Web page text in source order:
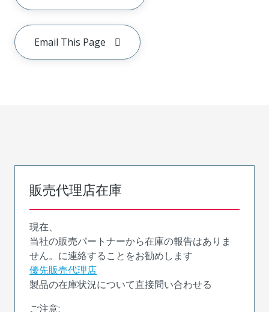
Email This Page
販売代理店在庫
現在、
当社の販売パートナーから在庫の報告はありま
せん。に連絡することをお勧めします
優先販売代理店
製品の在庫状況について直接問い合わせる
ご注意: